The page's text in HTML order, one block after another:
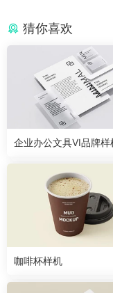
猜你喜欢
企业办公文具VI品牌样
咖啡杯样机